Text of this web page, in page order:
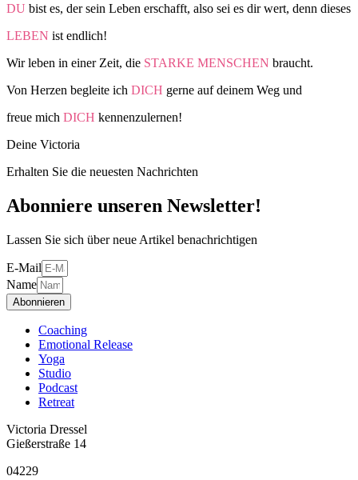
DU bist es, der sein Leben erschafft, also sei es dir wert, denn dieses
LEBEN ist endlich!
Wir leben in einer Zeit, die STARKE MENSCHEN braucht.
Von Herzen begleite ich DICH gerne auf deinem Weg und
freue mich DICH kennenzulernen!
Deine Victoria
Erhalten Sie die neuesten Nachrichten
Abonniere unseren Newsletter!
Lassen Sie sich über neue Artikel benachrichtigen
E-Mail
Name
Abonnieren
Coaching
Emotional Release
Yoga
Studio
Podcast
Retreat
Victoria Dressel
Gießerstraße 14
04229